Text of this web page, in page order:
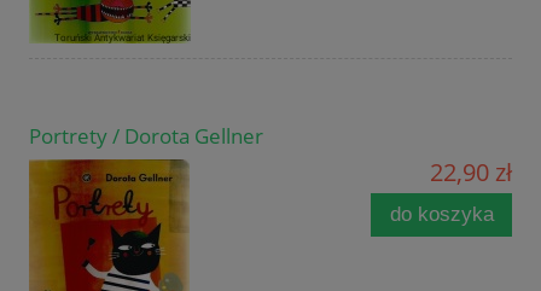
Portrety / Dorota Gellner
22,90 zł
do koszyka